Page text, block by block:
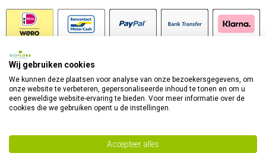
Wij gebruiken cookies
We kunnen deze plaatsen voor analyse van onze bezoekersgegevens, om
onze website te verbeteren, gepersonaliseerde inhoud te tonen en om u
een geweldige website-ervaring te bieden. Voor meer informatie over de
cookies die we gebruiken opent u de instellingen.
Accepteer alles